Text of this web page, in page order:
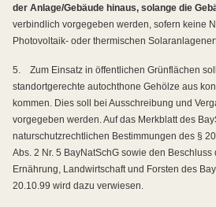
der Anlage/Gebäude hinaus, solange die
verbindlich vorgegeben werden, sofern keine
Photovoltaik- oder thermischen Solaranlagen
5.
Zum Einsatz in öffentlichen Grünflächen
standortgerechte autochthone Gehölze aus
kommen. Dies soll bei Ausschreibung und
vorgegeben werden. Auf das Merkblatt des
naturschutzrechtlichen Bestimmungen des §
Abs. 2 Nr. 5 BayNatSchG sowie den Beschluss
Ernährung, Landwirtschaft und Forsten des
20.10.99 wird dazu verwiesen.